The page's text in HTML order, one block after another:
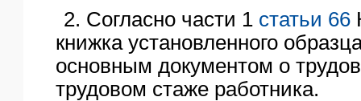
2. Согласно части 1 статьи 66
книжка установленного
основным документом о
трудовом стаже работника.